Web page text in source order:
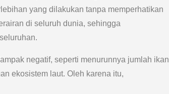
yang dilakukan tanpa memperhatikan
di seluruh dunia, sehingga
negatif, seperti menurunnya jumlah ikan
ekosistem laut. Oleh karena itu,